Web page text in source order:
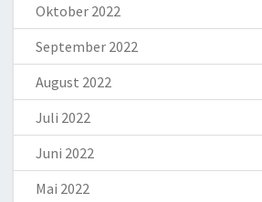
Oktober 2022
September 2022
August 2022
Juli 2022
Juni 2022
Mai 2022